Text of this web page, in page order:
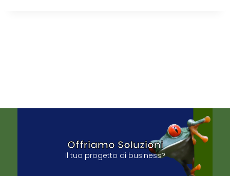
Offriamo Soluzioni
Il tuo progetto di business?